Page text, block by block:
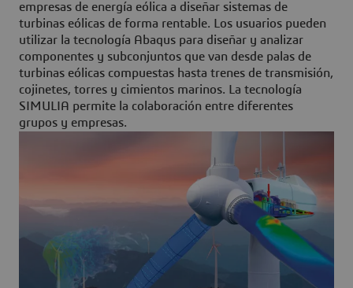
empresas de energía eólica a diseñar sistemas de
turbinas eólicas de forma rentable. Los usuarios pueden
utilizar la tecnología Abaqus para diseñar y analizar
componentes y subconjuntos que van desde palas de
turbinas eólicas compuestas hasta trenes de transmisión,
cojinetes, torres y cimientos marinos. La tecnología
SIMULIA permite la colaboración entre diferentes
grupos y empresas.